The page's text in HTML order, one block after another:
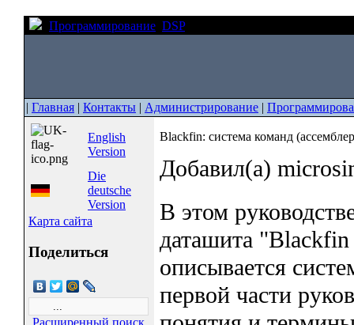
Программирование DSP
| Главная | Контакты | Администрирование |
English
Version
Die
deutsche
Version
Карта сайта
Поделиться
Blackfin: система команд
Добавил(а)
В этом
даташита
описывается
первой части